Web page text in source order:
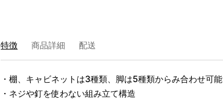
特徴 商品詳細 配送
・棚、キャビネットは3種類、脚は5種類からみ合わせ可能
・ネジや釘を使わない組み立て構造